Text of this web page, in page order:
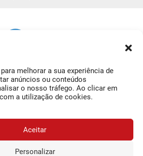
melhorar a sua experiência de
anúncios ou conteúdos
o nosso tráfego. Ao clicar em
a utilização de cookies.
Aceitar
Personalizar
O Jornal da Bairrada
Contactos
Termos e Condições